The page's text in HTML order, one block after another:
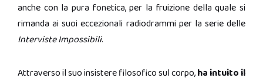
anche con la pura fonetica, per la fruizione della quale si
rimanda ai suoi eccezionali radiodrammi per la serie delle
Interviste Impossibili.
Attraverso il suo insistere filosofico sul corpo,ha intuito il